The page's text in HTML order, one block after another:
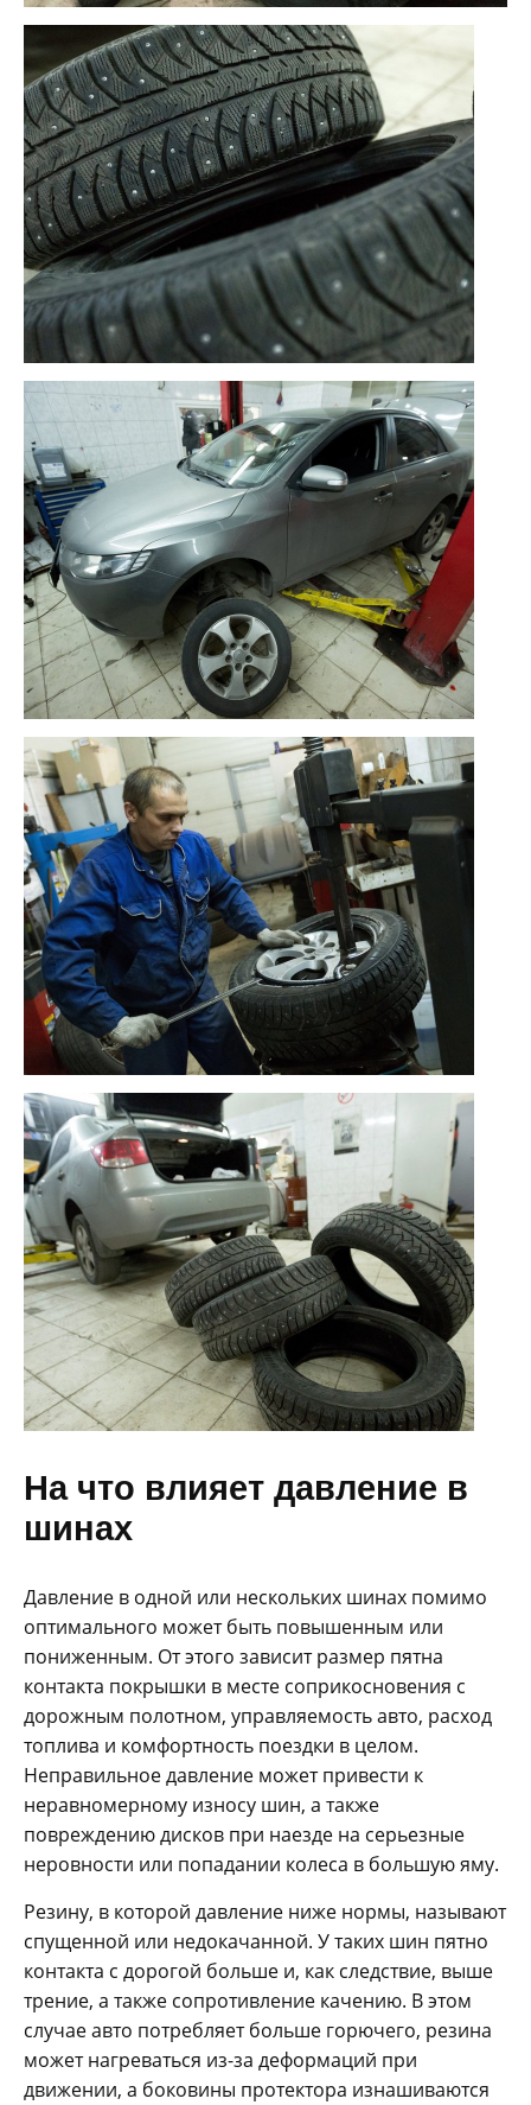
На что влияет давление в
шинах
Давление в одной или нескольких шинах помимо
оптимального может быть повышенным или
пониженным. От этого зависит размер пятна
контакта покрышки в месте соприкосновения с
дорожным полотном, управляемость авто, расход
топлива и комфортность поездки в целом.
Неправильное давление может привести к
неравномерному износу шин, а также
повреждению дисков при наезде на серьезные
неровности или попадании колеса в большую яму.
Резину, в которой давление ниже нормы, называют
спущенной или недокачанной. У таких шин пятно
контакта с дорогой больше и, как следствие, выше
трение, а также сопротивление качению. В этом
случае авто потребляет больше горючего, резина
может нагреваться из-за деформаций при
движении, а боковины протектора изнашиваются